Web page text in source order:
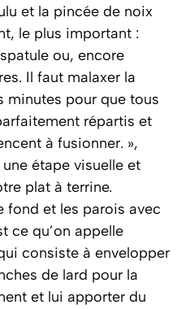
et la pincée de noix
le plus important :
ou, encore
Il faut malaxer la
minutes pour que tous
répartis et
à fusionner. »,
étape visuelle et
plat à terrine.
fond et les parois avec
ce qu’on appelle
consiste à envelopper
de lard pour la
et lui apporter du